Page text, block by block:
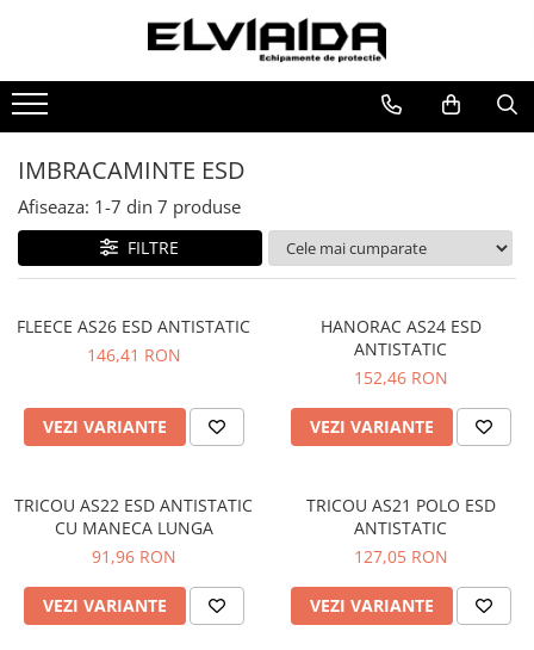
Toate Produsele
IMBRACAMINTE
IMBRACAMINTE DE LUCRU
IMBRACAMINTE REFLECTORIZANTA
IMBRACAMINTE DE IARNA
IMBRACAMINTE IMPERMEABILA
IMBRACAMINTE ESD
COMBINEZOANE, HALATE
JACHETE DE LUCRU
PANTALONI DE LUCRU
IMBRACAMINTE ESD
Afiseaza: 1-7 din 7 produse
FILTRE
FLEECE AS26 ESD ANTISTATIC
146,41 RON
VEZI VARIANTE
HANORAC AS24 ESD
ANTISTATIC
152,46 RON
VEZI VARIANTE
TRICOU AS22 ESD ANTISTATIC
CU MANECA LUNGA
91,96 RON
VEZI VARIANTE
TRICOU AS21 POLO ESD
ANTISTATIC
127,05 RON
VEZI VARIANTE